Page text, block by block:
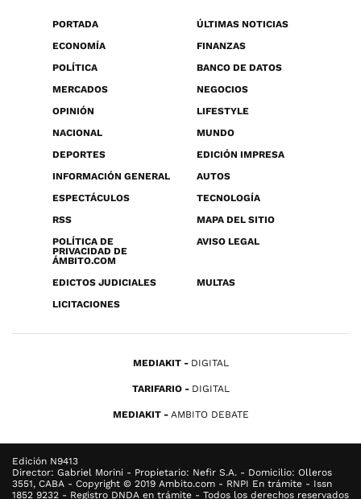
PORTADA
ÚLTIMAS NOTICIAS
ECONOMÍA
FINANZAS
POLÍTICA
BANCO DE DATOS
MERCADOS
NEGOCIOS
OPINIÓN
LIFESTYLE
NACIONAL
MUNDO
DEPORTES
EDICIÓN IMPRESA
INFORMACIÓN GENERAL
AUTOS
ESPECTÁCULOS
TECNOLOGÍA
RSS
MAPA DEL SITIO
POLÍTICA DE
PRIVACIDAD DE
ÁMBITO.COM
AVISO LEGAL
EDICTOS JUDICIALES
MULTAS
LICITACIONES
MEDIAKIT DIGITAL
TARIFARIO DIGITAL
MEDIAKIT AMBITO DEBATE
Edición N9413
Director: Gabriel Morini - Propietario: Nefir S.A. - Domicilio: Olleros
3551, CABA - Copyright © 2019 Ambito.com - RNPI En trámite - Issn
1852 9232 - Registro DNDA en trámite - Todos los derechos reservados